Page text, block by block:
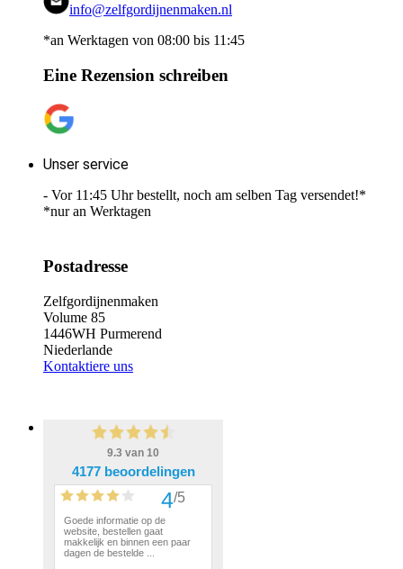
info@zelfgordijnenmaken.nl
*an Werktagen von 08:00 bis 11:45
Eine Rezension schreiben
Unser service
- Vor 11:45 Uhr bestellt, noch am selben Tag versendet!*
*nur an Werktagen
Postadresse
Zelfgordijnenmaken
Volume 85
1446WH Purmerend
Niederlande
Kontaktiere uns